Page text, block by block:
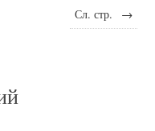
Сл. стр. →